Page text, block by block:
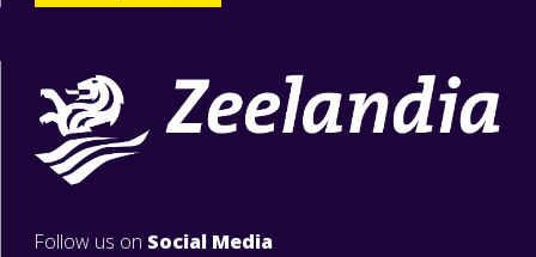
Follow us on Social Media